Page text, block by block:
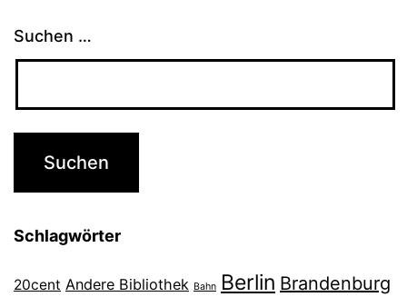
Suchen …
Schlagwörter
20cent Andere Bibliothek Bahn Berlin Brandenburg